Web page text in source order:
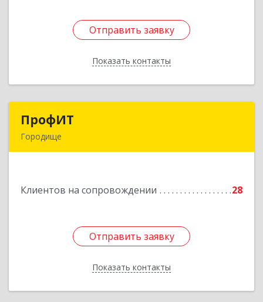
Отправить заявку
Показать контакты
Отправить заявку
Назад
ПрофИТ
Городище
Клиентов на сопровождении 28
Отправить заявку
Показать контакты
Подробнее
Отправить заявку
Назад